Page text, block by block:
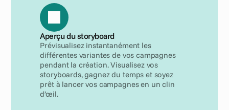
Aperçu du storyboard
Prévisualisez instantanément les
différentes variantes de vos campagnes
pendant la création. Visualisez vos
storyboards, gagnez du temps et soyez
prêt à lancer vos campagnes en un clin
d’œil.